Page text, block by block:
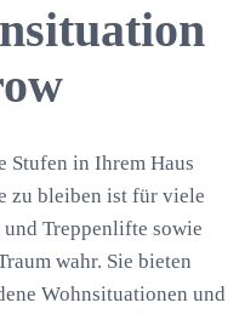
Stufen in Ihrem Haus
zu bleiben ist für viele
Treppenlifte sowie
wahr. Sie bieten
Wohnsituationen und